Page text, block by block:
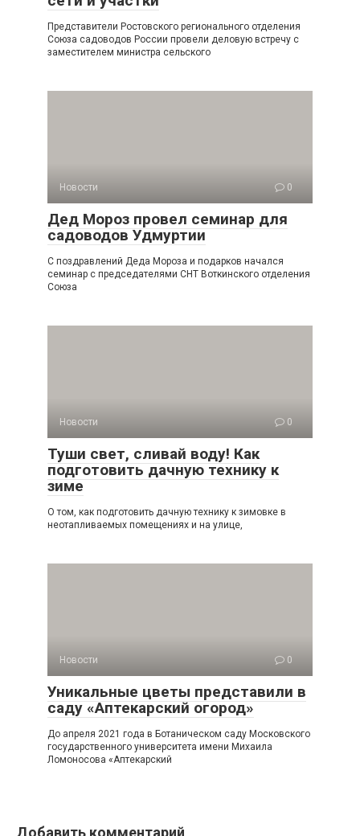
Представители Ростовского регионального отделения
Союза садоводов России провели деловую встречу с
заместителем министра сельского
Новости 0
Дед Мороз провел семинар для
садоводов Удмуртии
С поздравлений Деда Мороза и подарков начался
семинар с председателями СНТ Воткинского отделения
Союза
Новости 0
Туши свет, сливай воду! Как
подготовить дачную технику к
зиме
О том, как подготовить дачную технику к зимовке в
неотапливаемых помещениях и на улице,
Новости 0
Уникальные цветы представили в
саду «Аптекарский огород»
До апреля 2021 года в Ботаническом саду Московского
государственного университета имени Михаила
Ломоносова «Аптекарский
Добавить комментарий